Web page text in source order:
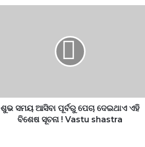
ଶୁଭ ସମୟ ଆସିବା ପୂର୍ବରୁ ପେଚା ଦେଇଥାଏ ଏହି
ବିଶେଷ ସୂଚନା ! Vastu shastra